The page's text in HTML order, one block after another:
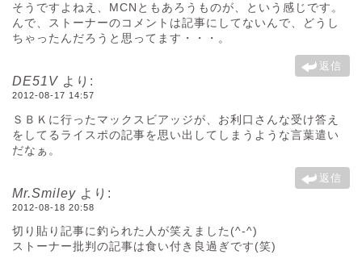
そうですよねえ、MCNともあろうものが、という感じです。
んで、ストーナーのコメントは記事にしてないんで、どうし
ちゃったんだろうと思ってます・・・。
返信
DE51V より:
2012-08-17 14:57
ＳＢＫに行ったマックスビアッジが、お利口さんな受け答え
をしてるライスポの記事を思い出してしまうような言葉遣い
だなぁ。
返信
Mr.Smiley より:
2012-08-18 20:58
切り貼り記事に釣られた人が笑えました(^-^)
ストーナー批判の記事は食い付き良過ぎです(笑)